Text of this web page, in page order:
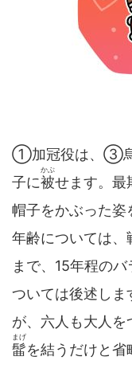
①加冠役は、③烏
子に被
かぶ
せます。
帽子をかぶった姿
年齢については、
まで、15年程の
ついては後述しま
が、六人も大人を
髷
まげ
を結うだけと省